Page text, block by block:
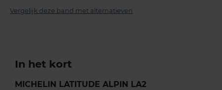
Vergelijk deze band met alternatieven
In het kort
MICHELIN LATITUDE ALPIN LA2